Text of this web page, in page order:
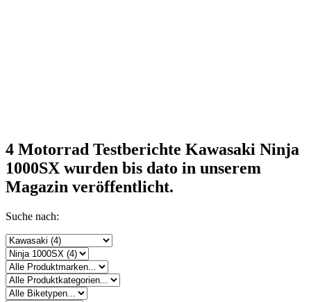
4 Motorrad Testberichte Kawasaki Ninja
1000SX wurden bis dato in unserem
Magazin veröffentlicht.
Suche nach: